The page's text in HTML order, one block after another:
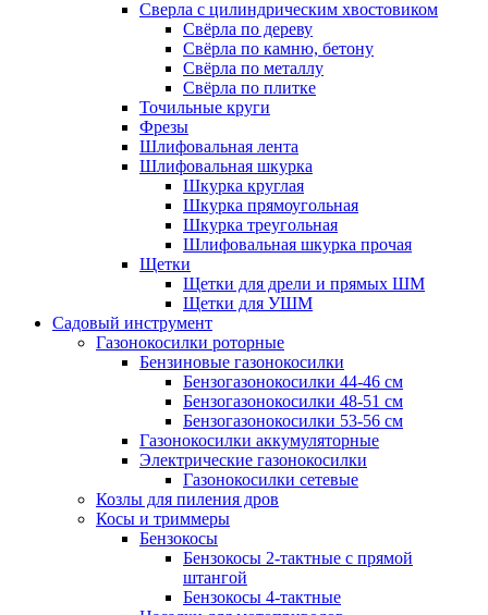
Сверла с цилиндрическим хвостовиком
Свёрла по дереву
Свёрла по камню, бетону
Свёрла по металлу
Свёрла по плитке
Точильные круги
Фрезы
Шлифовальная лента
Шлифовальная шкурка
Шкурка круглая
Шкурка прямоугольная
Шкурка треугольная
Шлифовальная шкурка прочая
Щетки
Щетки для дрели и прямых ШМ
Щетки для УШМ
Садовый инструмент
Газонокосилки роторные
Бензиновые газонокосилки
Бензогазонокосилки 44-46 см
Бензогазонокосилки 48-51 см
Бензогазонокосилки 53-56 см
Газонокосилки аккумуляторные
Электрические газонокосилки
Газонокосилки сетевые
Козлы для пиления дров
Косы и триммеры
Бензокосы
Бензокосы 2-тактные с прямой
штангой
Бензокосы 4-тактные